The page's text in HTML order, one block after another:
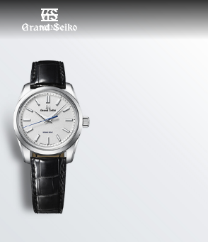
MENU